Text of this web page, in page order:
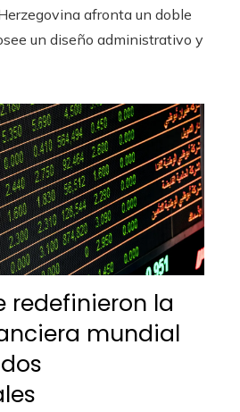
afronta un doble
un diseño administrativo y
redefinieron la
mundial